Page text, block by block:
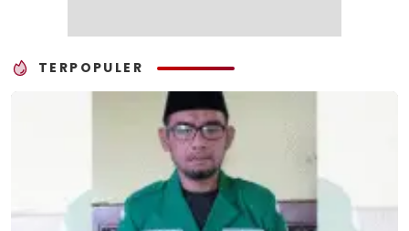
TERPOPULER